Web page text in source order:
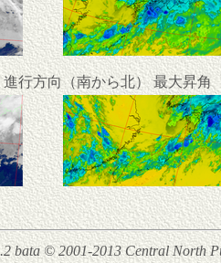
進行方向（南から北） 最大昇角
bata © 2001-2013 Central North